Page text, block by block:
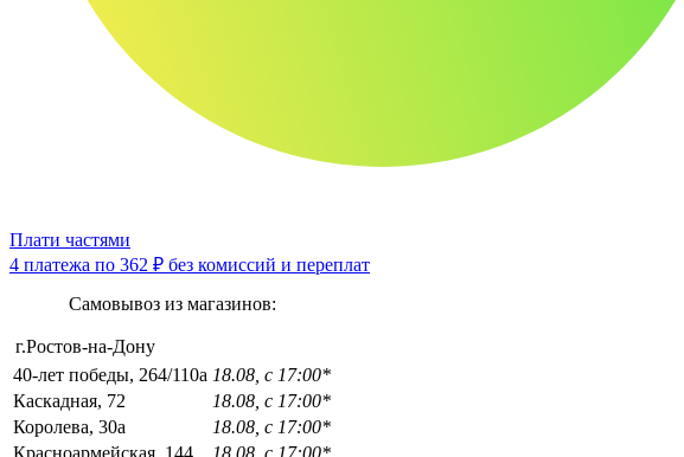
Плати частями
4 платежа по 362 ₽ без комиссий и переплат
Самовывоз из магазинов:
г.Ростов-на-Дону
40-лет победы, 264/110а 18.08, с 17:00*
Каскадная, 72
18.08, с 17:00*
Королева, 30а
18.08, с 17:00*
Красноармейская, 144
18.08, с 17:00*